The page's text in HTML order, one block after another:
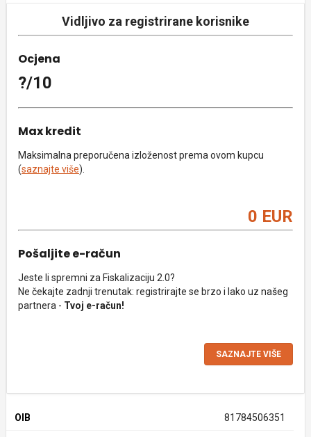
Vidljivo za registrirane korisnike
Ocjena
?/10
Max kredit
Maksimalna preporučena izloženost prema ovom kupcu
(saznajte više).
0 EUR
Pošaljite e-račun
Jeste li spremni za Fiskalizaciju 2.0?
Ne čekajte zadnji trenutak: registrirajte se brzo i lako uz našeg
partnera - Tvoj e-račun!
SAZNAJTE VIŠE
OIB 81784506351